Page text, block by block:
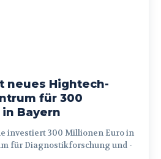
neues Hightech-
für 300
Bayern
für Diagnostikforschung und -